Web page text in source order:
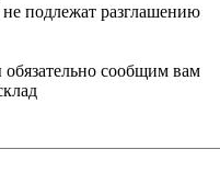
подлежат разглашению
сообщим вам